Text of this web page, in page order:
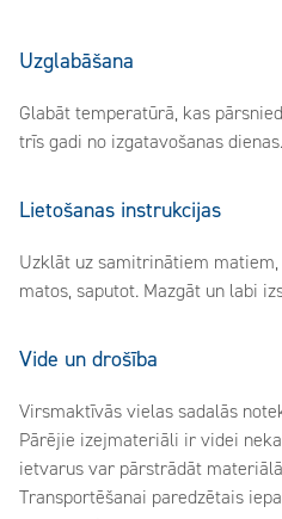
Uzglabāšana
Glabāt temperatūrā, kas
trīs gadi no izgatavošanas dienas.
Lietošanas instrukcijas
Uzklāt uz samitrinātiem
matos, saputot. Mazgāt un labi
Vide un drošība
Virsmaktīvās vielas sadalās
Pārējie izejmateriāli ir videi
ietvarus var pārstrādāt
Transportēšanai paredzētais